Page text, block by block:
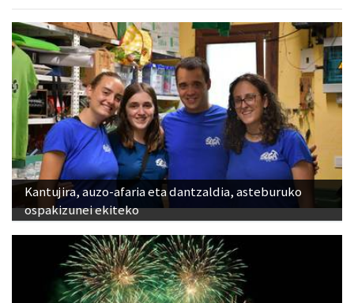
Kantujira, auzo-afaria eta dantzaldia, asteburuko
ospakizunei ekiteko